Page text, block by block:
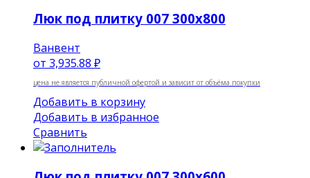
Люк под плитку 007 300х800
Ванвент
от 3,935.88 ₽
цена не является публичной офертой и зависит от объёма покупки
Добавить в корзину
Добавить в избранное
Сравнить